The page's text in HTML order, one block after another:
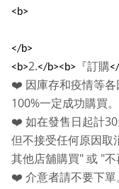
<b>
</b>
<b>2.</b><b> 『訂購
❤️ 因庫存和疫情等各
100%一定成功購買。
❤️ 如在發售日起計30
但不接受任何原因取
其他店舖購買" 或 "不
❤️ 介意者請不要下單